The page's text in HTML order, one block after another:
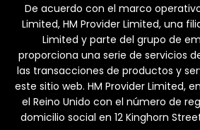
De acuerdo con el marco
Limited, HM Provider Limited, una
Limited y parte del grupo de
proporciona una serie de servicios
las transacciones de productos y
este sitio web. HM Provider Limited,
el Reino Unido con el número de
domicilio social en 12 Kinghorn